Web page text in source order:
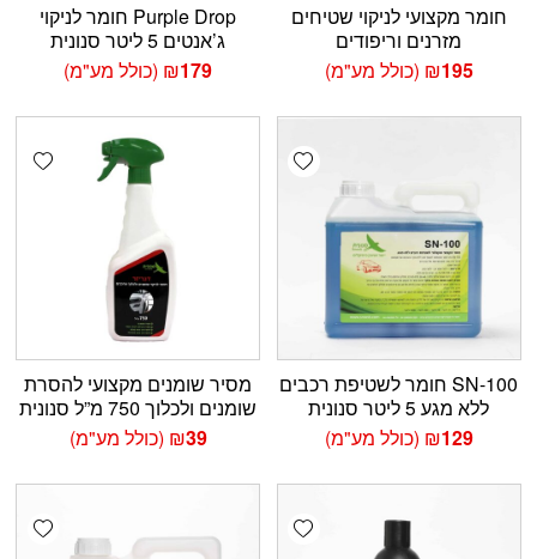
חומר מקצועי לניקוי שטיחים
מזרנים וריפודים
₪195 (כולל מע"מ)
Purple Drop חומר לניקוי
ג’אנטים 5 ליטר סנונית
₪179 (כולל מע"מ)
Add wishlist
SN-100 חומר לשטיפת רכבים
ללא מגע 5 ליטר סנונית
₪129 (כולל מע"מ)
מסיר שומנים מקצועי להסרת
שומנים ולכלוך 750 מ”ל סנונית
₪39 (כולל מע"מ)
Add wishlist